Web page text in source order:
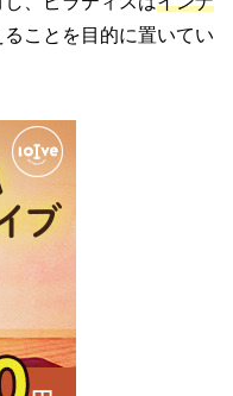
ることを目的に置いてい